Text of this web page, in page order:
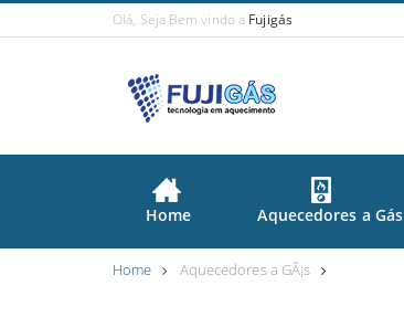
Olá, Seja Bem vindo a Fujigás
Home Aquecedores a Gás
Home Aquecedores a GÃ¡s